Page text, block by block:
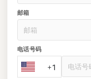
邮箱
电话号码
+1